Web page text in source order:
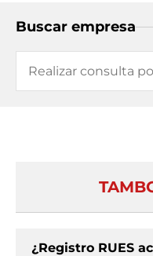
Buscar empresa
¿Registro RUES